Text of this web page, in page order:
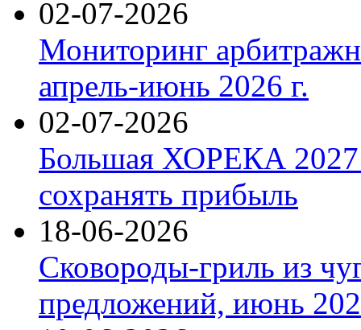
02-07-2026
Мониторинг
апрель-июнь 2026 г.
02-07-2026
Большая ХОРЕКА 2027:
сохранять прибыль
18-06-2026
Сковороды-гриль из
предложений, июнь